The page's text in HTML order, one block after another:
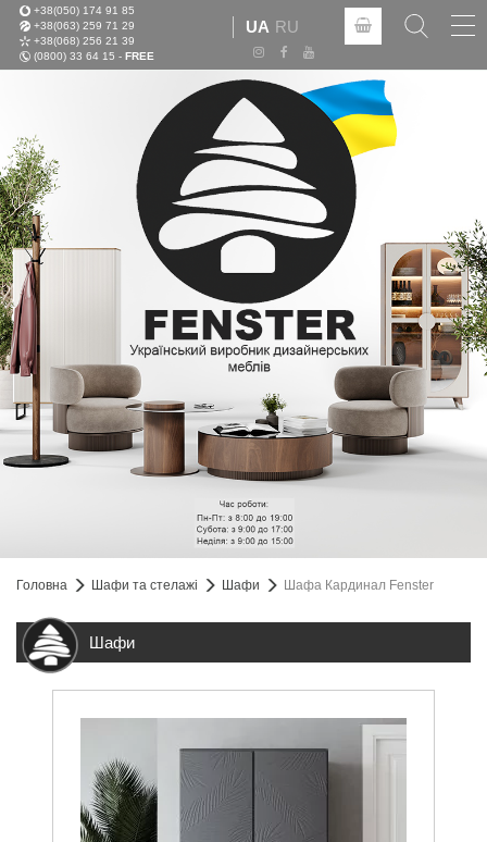
+38(050) 174 91 85
+38(063) 259 71 29
+38(068) 256 21 39
(0800) 33 64 15 - FREE
UA RU
Головна Шафи та стелажі Шафи Шафа Кардинал Fenster
Шафи